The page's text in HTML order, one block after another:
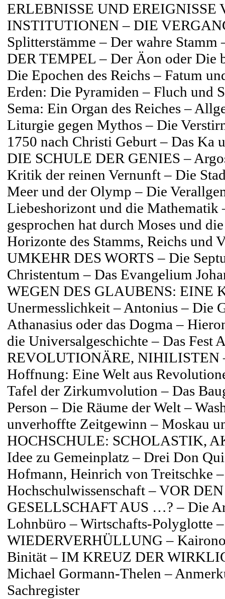
ERLEBNISSE UND
INSTITUTIONEN – DIE
Splitterstämme – Der wahre
DER TEMPEL – Der Äon oder Die
Die Epochen des Reichs – Fatum
Erden: Die Pyramiden – Fluch und
Sema: Ein Organ des Reiches –
Liturgie gegen Mythos – Die
1750 nach Christi Geburt – Das
DIE SCHULE DER GENIES –
Kritik der reinen Vernunft – Die
Meer und der Olymp – Die
Liebeshorizont und die
gesprochen hat durch Moses und
Horizonte des Stamms, Reichs und
UMKEHR DES WORTS – Die
Christentum – Das Evangelium
WEGEN DES GLAUBENS: EINE
Unermesslichkeit – Antonius – Die
Athanasius oder das Dogma –
die Universalgeschichte – Das
REVOLUTIONÄRE, NIHILISTEN
Hoffnung: Eine Welt aus
Tafel der Zirkumvolution – Das
Person – Die Räume der Welt –
unverhoffte Zeitgewinn – Moskau
HOCHSCHULE: SCHOLASTIK,
Idee zu Gemeinplatz – Drei Don
Hofmann, Heinrich von Treitschke
Hochschulwissenschaft – VOR
GESELLSCHAFT AUS …? – Die
Lohnbüro – Wirtschafts-Polyglotte
WIEDERVERHÜLLUNG –
Binität – IM KREUZ DER
Michael Gormann-Thelen –
Sachregister